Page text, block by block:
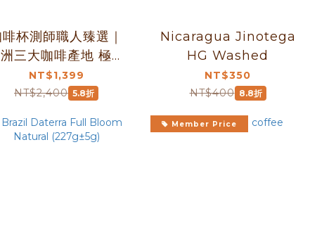
杯測師職人臻選｜
三大咖啡產地 極致
味對決典藏組 6包入
227g/包）｜尼加拉
霧之城 × 瓜地馬拉
聖城 × 巴西 金色草
NT$1,399
NT$2,400 5.8折
Nicaragua Jinotega
HG Washed
NT$350
NT$400 8.8折
Member Price